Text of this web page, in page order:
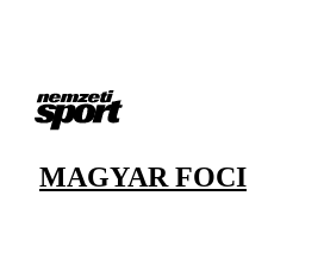
MAGYAR FOCI